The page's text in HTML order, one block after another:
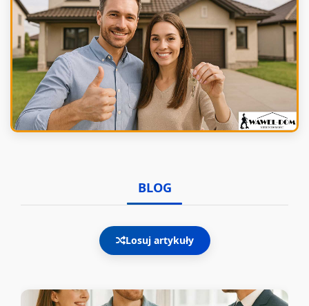
BLOG
Losuj artykuły